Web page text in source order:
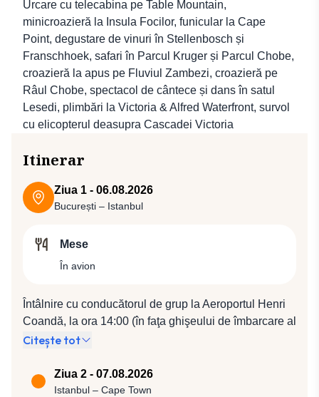
Urcare cu telecabina pe Table Mountain,
minicroazieră la Insula Focilor, funicular la Cape
Point, degustare de vinuri în Stellenbosch și
Franschhoek, safari în Parcul Kruger și Parcul Chobe,
croazieră la apus pe Fluviul Zambezi, croazieră pe
Râul Chobe, spectacol de cântece și dans în satul
Lesedi, plimbări la Victoria & Alfred Waterfront, survol
cu elicopterul deasupra Cascadei Victoria
Itinerar
Ziua 1 - 06.08.2026
București – Istanbul
Mese
În avion
Întâlnire cu conducătorul de grup la Aeroportul Henri
Coandă, la ora 14:00 (în faţa ghişeului de îmbarcare al
companiei Turkish Airlines). Plecare spre Istanbul cu
17:30).
Citește tot
Ziua 2 - 07.08.2026
Istanbul – Cape Town